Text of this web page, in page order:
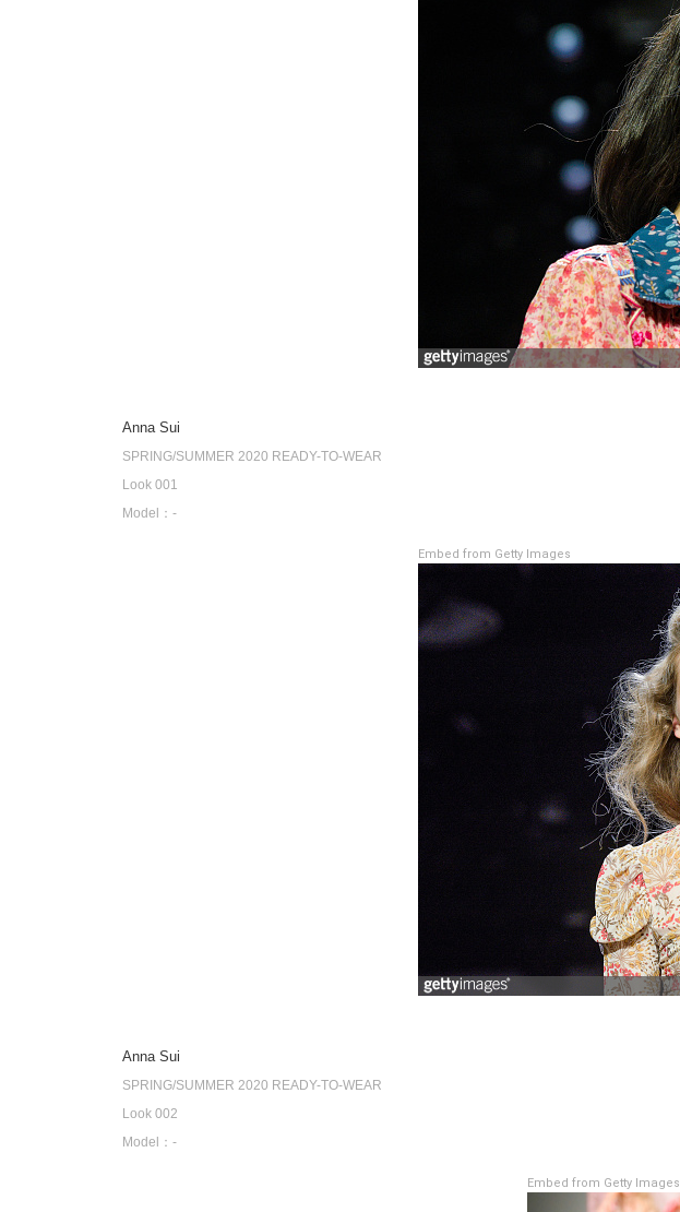
Anna Sui
SPRING/SUMMER 2020 READY-TO-WEAR
Look 001
Model：-
Embed from Getty Images
Anna Sui
SPRING/SUMMER 2020 READY-TO-WEAR
Look 002
Model：-
Embed from Getty Images